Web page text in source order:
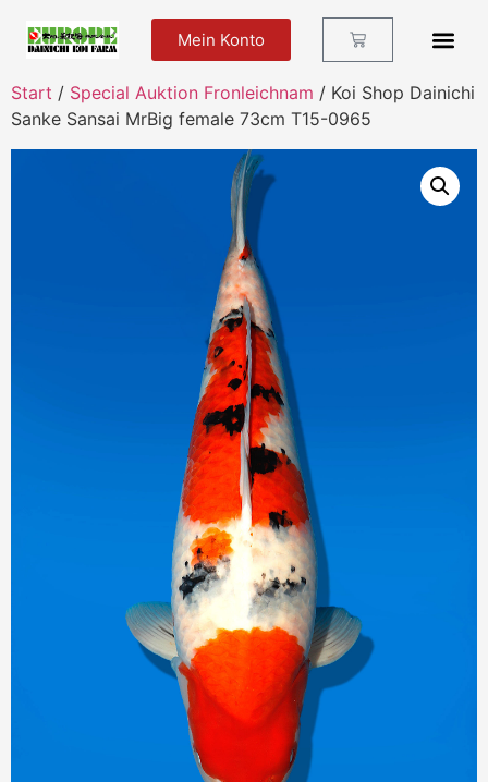
Mein Konto
Start / Special Auktion Fronleichnam / Koi Shop Dainichi
Sanke Sansai MrBig female 73cm T15-0965